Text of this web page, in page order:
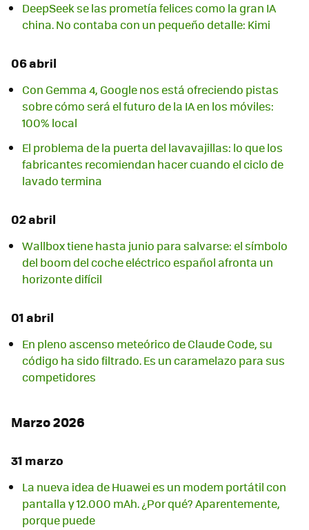
DeepSeek se las prometía felices como la gran IA
china. No contaba con un pequeño detalle: Kimi
06 abril
Con Gemma 4, Google nos está ofreciendo pistas
sobre cómo será el futuro de la IA en los móviles:
100% local
El problema de la puerta del lavavajillas: lo que los
fabricantes recomiendan hacer cuando el ciclo de
lavado termina
02 abril
Wallbox tiene hasta junio para salvarse: el símbolo
del boom del coche eléctrico español afronta un
horizonte difícil
01 abril
En pleno ascenso meteórico de Claude Code, su
código ha sido filtrado. Es un caramelazo para sus
competidores
Marzo 2026
31 marzo
La nueva idea de Huawei es un modem portátil con
pantalla y 12.000 mAh. ¿Por qué? Aparentemente,
porque puede